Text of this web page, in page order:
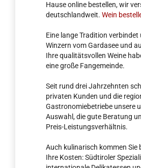
Hause online bestellen, wir
deutschlandweit. Wein
Eine lange Tradition verbindet
Winzern vom Gardasee und
Ihre qualitätsvollen Weine
eine große Fangemeinde.
Seit rund drei Jahrzehnten
privaten Kunden und die
Gastronomiebetriebe unsere
Auswahl, die gute Beratung
Preis-Leistungsverhältnis.
Auch kulinarisch kommen Sie
Ihre Kosten: Südtiroler